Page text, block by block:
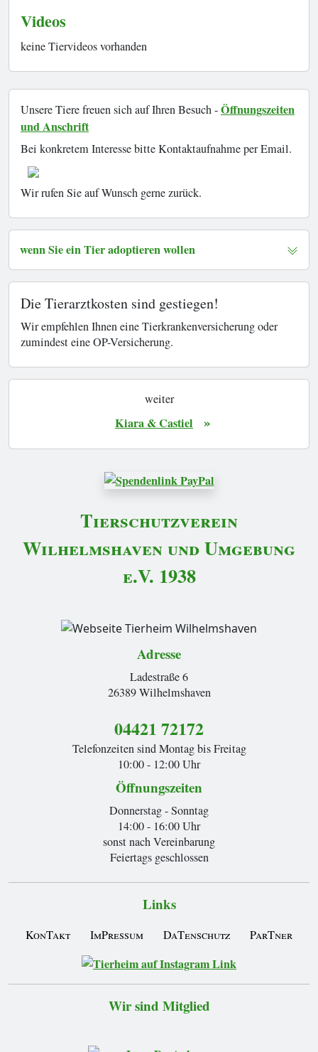
Videos
keine Tiervideos vorhanden
Unsere Tiere freuen sich auf Ihren Besuch -Öffnungszeiten
und Anschrift
Bei konkretem Interesse bitte Kontaktaufnahme per Email.
Wir rufen Sie auf Wunsch gerne zurück.
wenn Sie ein Tier adoptieren wollen
Die Tierarztkosten sind gestiegen!
Wir empfehlen Ihnen eine Tierkrankenversicherung oder
zumindest eine OP-Versicherung.
weiter
Kiara & Castiel »
Tierschutzverein
Wilhelmshaven und Umgebung
e.V. 1938
Adresse
Ladestraße 6
26389 Wilhelmshaven
04421 72172
Telefonzeiten sind Montag bis Freitag
10:00 - 12:00 Uhr
Öffnungszeiten
Donnerstag - Sonntag
14:00 - 16:00 Uhr
sonst nach Vereinbarung
Feiertags geschlossen
Links
KonTakt ImPressum DaTenschutz ParTner
Wir sind Mitglied